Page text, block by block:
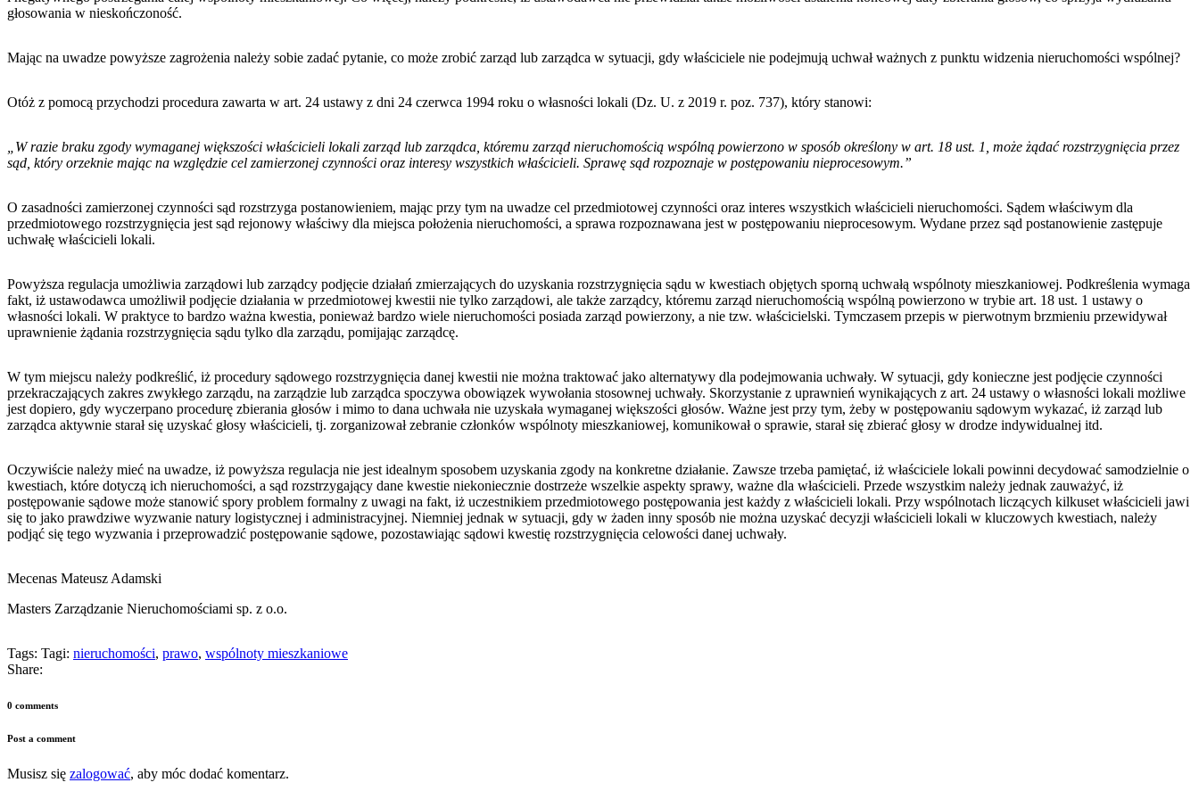
głosowania w nieskończoność.
Mając na uwadze powyższe zagrożenia należy sobie zadać pytanie, co może zrobić zarząd lub zarządca w sytuacji, gdy właściciele nie podejmują uchwał ważnych z punktu widzenia nieruchomości wspólnej?
Otóż z pomocą przychodzi procedura zawarta w art. 24 ustawy z dni 24 czerwca 1994 roku o własności lokali (Dz. U. z 2019 r. poz. 737), który stanowi:
„W razie braku zgody wymaganej większości właścicieli lokali zarząd lub zarządca, któremu zarząd nieruchomością wspólną powierzono w sposób określony w art. 18 ust. 1, może żądać rozstrzygnięcia przez
sąd, który orzeknie mając na względzie cel zamierzonej czynności oraz interesy wszystkich właścicieli. Sprawę sąd rozpoznaje w postępowaniu nieprocesowym.”
O zasadności zamierzonej czynności sąd rozstrzyga postanowieniem, mając przy tym na uwadze cel przedmiotowej czynności oraz interes wszystkich właścicieli nieruchomości. Sądem właściwym dla
przedmiotowego rozstrzygnięcia jest sąd rejonowy właściwy dla miejsca położenia nieruchomości, a sprawa rozpoznawana jest w postępowaniu nieprocesowym. Wydane przez sąd postanowienie zastępuje
uchwałę właścicieli lokali.
Powyższa regulacja umożliwia zarządowi lub zarządcy podjęcie działań zmierzających do uzyskania rozstrzygnięcia sądu w kwestiach objętych sporną uchwałą wspólnoty mieszkaniowej. Podkreślenia wymaga
fakt, iż ustawodawca umożliwił podjęcie działania w przedmiotowej kwestii nie tylko zarządowi, ale także zarządcy, któremu zarząd nieruchomością wspólną powierzono w trybie art. 18 ust. 1 ustawy o
własności lokali. W praktyce to bardzo ważna kwestia, ponieważ bardzo wiele nieruchomości posiada zarząd powierzony, a nie tzw. właścicielski. Tymczasem przepis w pierwotnym brzmieniu przewidywał
uprawnienie żądania rozstrzygnięcia sądu tylko dla zarządu, pomijając zarządcę.
W tym miejscu należy podkreślić, iż procedury sądowego rozstrzygnięcia danej kwestii nie można traktować jako alternatywy dla podejmowania uchwały. W sytuacji, gdy konieczne jest podjęcie czynności
przekraczających zakres zwykłego zarządu, na zarządzie lub zarządca spoczywa obowiązek wywołania stosownej uchwały. Skorzystanie z uprawnień wynikających z art. 24 ustawy o własności lokali możliwe
jest dopiero, gdy wyczerpano procedurę zbierania głosów i mimo to dana uchwała nie uzyskała wymaganej większości głosów. Ważne jest przy tym, żeby w postępowaniu sądowym wykazać, iż zarząd lub
zarządca aktywnie starał się uzyskać głosy właścicieli, tj. zorganizował zebranie członków wspólnoty mieszkaniowej, komunikował o sprawie, starał się zbierać głosy w drodze indywidualnej itd.
Oczywiście należy mieć na uwadze, iż powyższa regulacja nie jest idealnym sposobem uzyskania zgody na konkretne działanie. Zawsze trzeba pamiętać, iż właściciele lokali powinni decydować samodzielnie o
kwestiach, które dotyczą ich nieruchomości, a sąd rozstrzygający dane kwestie niekoniecznie dostrzeże wszelkie aspekty sprawy, ważne dla właścicieli. Przede wszystkim należy jednak zauważyć, iż
postępowanie sądowe może stanowić spory problem formalny z uwagi na fakt, iż uczestnikiem przedmiotowego postępowania jest każdy z właścicieli lokali. Przy wspólnotach liczących kilkuset właścicieli jawi
się to jako prawdziwe wyzwanie natury logistycznej i administracyjnej. Niemniej jednak w sytuacji, gdy w żaden inny sposób nie można uzyskać decyzji właścicieli lokali w kluczowych kwestiach, należy
podjąć się tego wyzwania i przeprowadzić postępowanie sądowe, pozostawiając sądowi kwestię rozstrzygnięcia celowości danej uchwały.
Mecenas Mateusz Adamski
Masters Zarządzanie Nieruchomościami sp. z o.o.
Tags: Tagi: nieruchomości, prawo, wspólnoty mieszkaniowe
Share:
0 comments
Post a comment
Musisz się zalogować, aby móc dodać komentarz.